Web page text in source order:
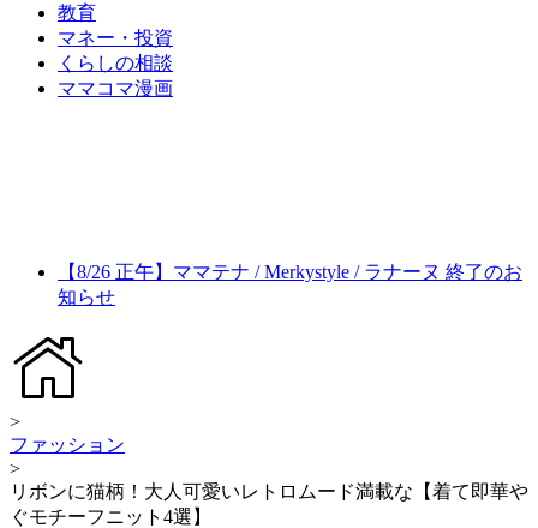
教育
マネー・投資
くらしの相談
ママコマ漫画
【8/26 正午】ママテナ / Merkystyle / ラナーヌ 終了のお
知らせ
>
ファッション
>
リボンに猫柄！大人可愛いレトロムード満載な【着て即華や
ぐモチーフニット4選】